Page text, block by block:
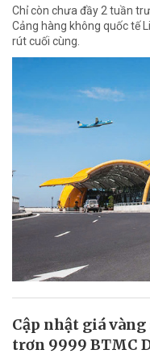
Chỉ còn chưa đầy 2 tuần
Cảng hàng không quốc tế
rút cuối cùng.
Cập nhật giá vàng
trơn 9999 BTMC